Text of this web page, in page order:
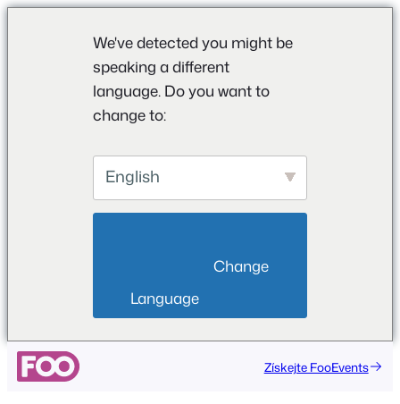
We've detected you might be
speaking a different
language. Do you want to
change to:
English
Language
Přeskočit
Získejte FooEvents